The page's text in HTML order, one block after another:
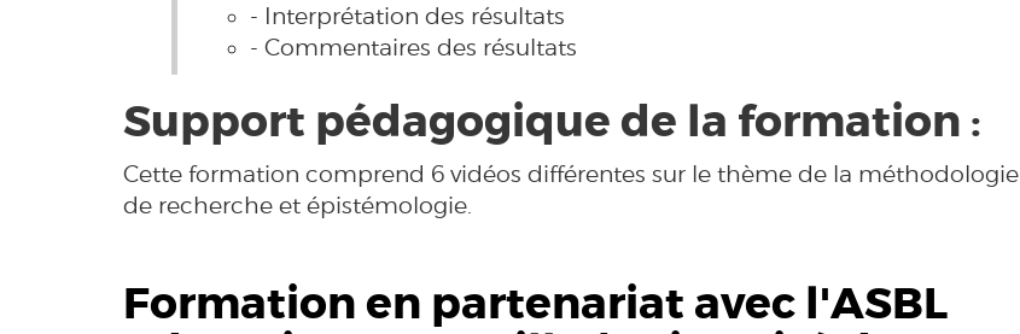
- Interprétation des résultats
- Commentaires des résultats
Support pédagogique de la formation :
Cette formation comprend 6 vidéos différentes sur le thème de la méthodologie
de recherche et épistémologie.
Formation en partenariat avec l'ASBL